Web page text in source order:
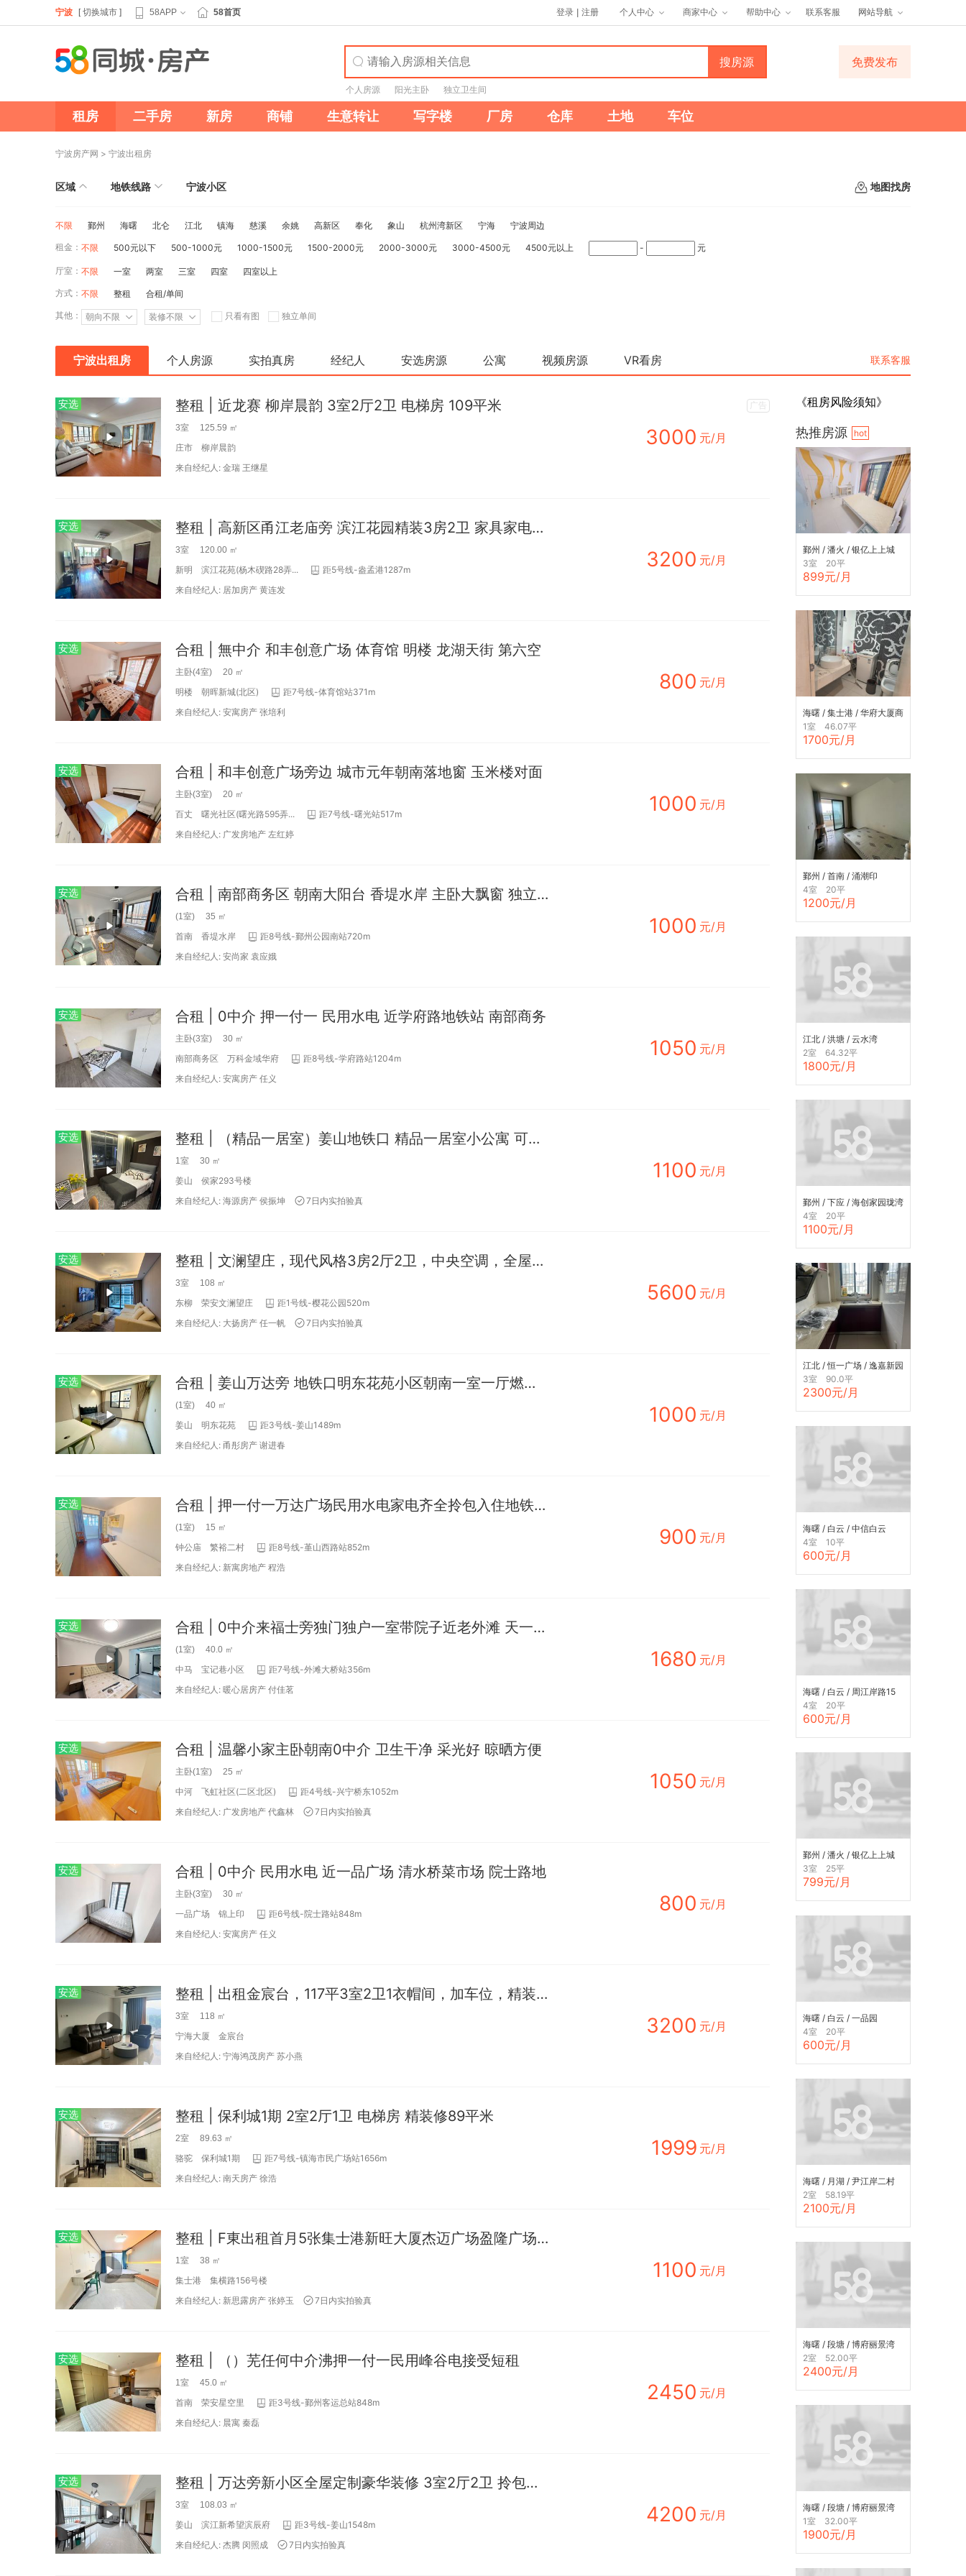
宁波 [ 切换城市 ] 58APP 58首页 登录 注册 个人中心 商家中心 帮助中心 联系客服 网站导航
免费发布
个人房源 阳光主卧 独立卫生间
租房 二手房 新房 商铺 生意转让 写字楼 厂房 仓库 土地 车位
宁波房产网 > 宁波出租房
地图找房
区域 地铁线路 宁波小区
不限 鄞州 海曙 北仑 江北 镇海 慈溪 余姚 高新区 奉化 象山 杭州湾新区 宁海
宁波周边
租金： 不限 500元以下 500-1000元 1000-1500元 1500-2000元 2000-3000元 3000-4500元 4500元以上 - 元
厅室： 不限 一室 两室 三室 四室
四室以上
方式： 不限 整租
合租/单间
其他：
朝向不限 装修不限 只看有图 独立单间
联系客服
宁波出租房 个人房源 实拍真房 经纪人 安选房源 公寓 视频房源 VR看房
安选 整租 | 近龙赛 柳岸晨韵 3室2厅2卫 电梯房 109平米
3室 125.59 ㎡
庄市
柳岸晨韵
来自经纪人: 金瑞 王继星
3000 元/月
广告
安选 整租 | 高新区甬江老庙旁 滨江花园精装3房2卫 家具家电齐全
3室 120.00 ㎡
新明 滨江花苑(杨木碶路28弄...
距5号线-盎孟港1287m
来自经纪人: 居加房产 黄连发
3200 元/月
安选 合租 | 無中介 和丰创意广场 体育馆 明楼 龙湖天街 第六空
主卧(4室) 20 ㎡
明楼 朝晖新城(北区)
距7号线-体育馆站371m
来自经纪人: 安寓房产 张培利
800 元/月
安选 合租 | 和丰创意广场旁边 城市元年朝南落地窗 玉米楼对面
主卧(3室) 20 ㎡
百丈 曙光社区(曙光路595弄...
距7号线-曙光站517m
来自经纪人: 广发房地产 左红婷
1000 元/月
安选 合租 | 南部商务区 朝南大阳台 香堤水岸 主卧大飘窗 独立厨
(1室) 35 ㎡
首南 香堤水岸
距8号线-鄞州公园南站720m
来自经纪人: 安尚家 袁应娥
1000 元/月
安选 合租 | 0中介 押一付一 民用水电 近学府路地铁站 南部商务
主卧(3室) 30 ㎡
南部商务区 万科金域华府
距8号线-学府路站1204m
来自经纪人: 安寓房产 任义
1050 元/月
安选 整租 | （精品一居室）姜山地铁口 精品一居室小公寓 可押一付
1室 30 ㎡
姜山
侯家293号楼
来自经纪人: 海源房产 侯振坤 7日内实拍验真
1100 元/月
安选 整租 | 文澜望庄，现代风格3房2厅2卫，中央空调，全屋地暖，
3室 108 ㎡
东柳 荣安文澜望庄
距1号线-樱花公园520m
来自经纪人: 大扬房产 任一帆 7日内实拍验真
5600 元/月
安选 合租 | 姜山万达旁 地铁口明东花苑小区朝南一室一厅燃气做饭
(1室) 40 ㎡
姜山 明东花苑
距3号线-姜山1489m
来自经纪人: 甬彤房产 谢进春
1000 元/月
安选 合租 | 押一付一万达广场民用水电家电齐全拎包入住地铁五号线钟
(1室) 15 ㎡
钟公庙 繁裕二村
距8号线-堇山西路站852m
来自经纪人: 新寓房地产 程浩
900 元/月
安选 合租 | 0中介来福士旁独门独户一室带院子近老外滩 天一广场
(1室) 40.0 ㎡
中马 宝记巷小区
距7号线-外滩大桥站356m
来自经纪人: 暖心居房产 付佳茗
1680 元/月
安选 合租 | 温馨小家主卧朝南0中介 卫生干净 采光好 晾晒方便
主卧(1室) 25 ㎡
中河 飞虹社区(二区北区)
距4号线-兴宁桥东1052m
来自经纪人: 广发房地产 代鑫林 7日内实拍验真
1050 元/月
安选 合租 | 0中介 民用水电 近一品广场 清水桥菜市场 院士路地
主卧(3室) 30 ㎡
一品广场 锦上印
距6号线-院士路站848m
来自经纪人: 安寓房产 任义
800 元/月
安选 整租 | 出租金宸台，117平3室2卫1衣帽间，加车位，精装修
3室 118 ㎡
宁海大厦
金宸台
来自经纪人: 宁海鸿茂房产 苏小燕
3200 元/月
安选 整租 | 保利城1期 2室2厅1卫 电梯房 精装修89平米
2室 89.63 ㎡
骆驼 保利城1期
距7号线-镇海市民广场站1656m
来自经纪人: 南天房产 徐浩
1999 元/月
安选 整租 | F東出租首月5张集士港新旺大厦杰迈广场盈隆广场奥特莱
1室 38 ㎡
集士港
集横路156号楼
来自经纪人: 新思露房产 张婷玉 7日内实拍验真
1100 元/月
安选 整租 | （）芜任何中介沸押一付一民用峰谷电接受短租
1室 45.0 ㎡
首南 荣安星空里
距3号线-鄞州客运总站848m
来自经纪人: 晨寓 秦磊
2450 元/月
安选 整租 | 万达旁新小区全屋定制豪华装修 3室2厅2卫 拎包入住
3室 108.03 ㎡
姜山 滨江新希望滨辰府
距3号线-姜山1548m
来自经纪人: 杰腾 闵照成 7日内实拍验真
4200 元/月
《租房风险须知》
热推房源 hot
鄞州 / 潘火 / 银亿上上城
3室 20平
899元/月
海曙 / 集士港 / 华府大厦商
住楼
1室 46.07平
1700元/月
鄞州 / 首南 / 涌潮印
4室 20平
1200元/月
江北 / 洪塘 / 云水湾
2室 64.32平
1800元/月
鄞州 / 下应 / 海创家园珑湾
熙岸(1-6幢)
4室 20平
1100元/月
江北 / 恒一广场 / 逸嘉新园
南区
3室 90.0平
2300元/月
海曙 / 白云 / 中信白云
4室 10平
600元/月
海曙 / 白云 / 周江岸路15
弄小区
4室 20平
600元/月
鄞州 / 潘火 / 银亿上上城
3室 25平
799元/月
海曙 / 白云 / 一品园
4室 20平
600元/月
海曙 / 月湖 / 尹江岸二村
2室 58.19平
2100元/月
海曙 / 段塘 / 博府丽景湾
2室 52.00平
2400元/月
海曙 / 段塘 / 博府丽景湾
1室 32.00平
1900元/月